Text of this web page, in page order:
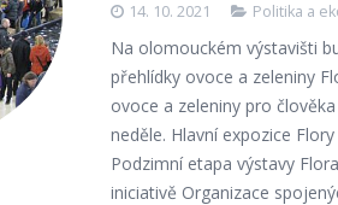
14. 10. 2021 Politika a
Na olomouckém výstavišti
přehlídky ovoce a zeleniny
ovoce a zeleniny pro
neděle. Hlavní expozice
Podzimní etapa výstavy
iniciativě Organizace